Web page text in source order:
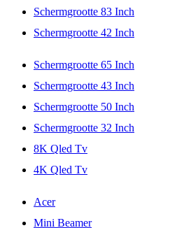
Schermgrootte 83 Inch
Schermgrootte 42 Inch
Schermgrootte 65 Inch
Schermgrootte 43 Inch
Schermgrootte 50 Inch
Schermgrootte 32 Inch
8K Qled Tv
4K Qled Tv
Acer
Mini Beamer